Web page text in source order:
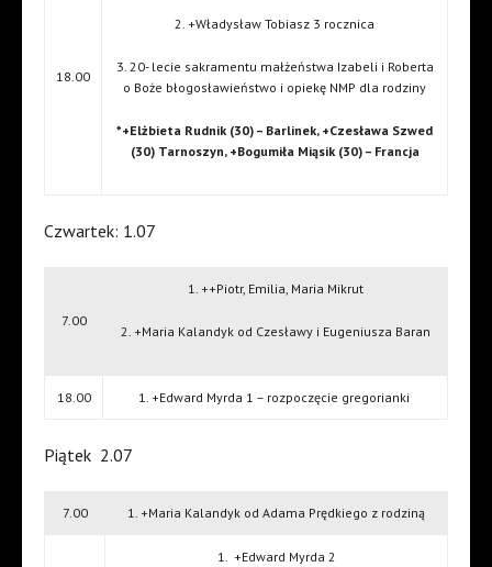
18.00
2. +Władysław Tobiasz 3 rocznica
3. 20- lecie sakramentu małżeństwa Izabeli i Roberta
o Boże błogosławieństwo i opiekę NMP dla rodziny
*+Elżbieta Rudnik (30) – Barlinek, +Czesława Szwed
(30) Tarnoszyn, +Bogumiła Miąsik (30) – Francja
Czwartek: 1.07
7.00
1. ++Piotr, Emilia, Maria Mikrut
2. +Maria Kalandyk od Czesławy i Eugeniusza Baran
18.00 1. +Edward Myrda 1 – rozpoczęcie gregorianki
Piątek 2.07
7.00 1. +Maria Kalandyk od Adama Prędkiego z rodziną
1. +Edward Myrda 2